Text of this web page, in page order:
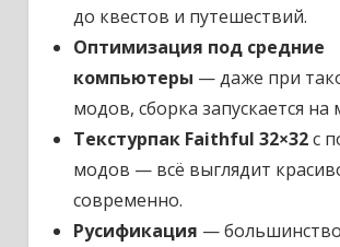
до квестов и путешествий.
Оптимизация под средние
компьютеры — даже при
модов, сборка запускается на
Текстурпак Faithful 32×32с
модов — всё выглядит
современно.
Русификация —